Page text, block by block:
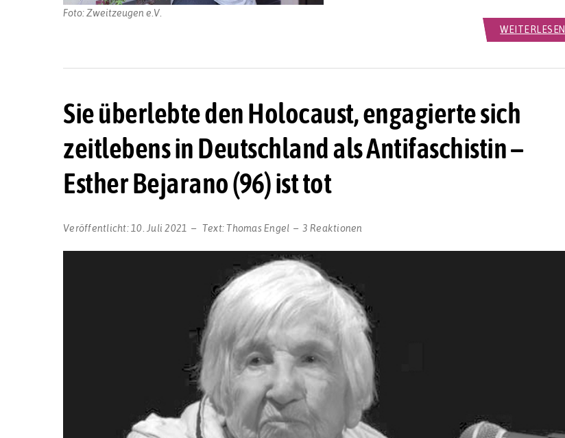
Foto: Zweitzeugen e.V.
WEITERLESEN
Sie überlebte den Holocaust, engagierte sich
zeitlebens in Deutschland als Antifaschistin –
Esther Bejarano (96) ist tot
Veröffentlicht: 10. Juli 2021 Text:Thomas Engel 3 Reaktionen